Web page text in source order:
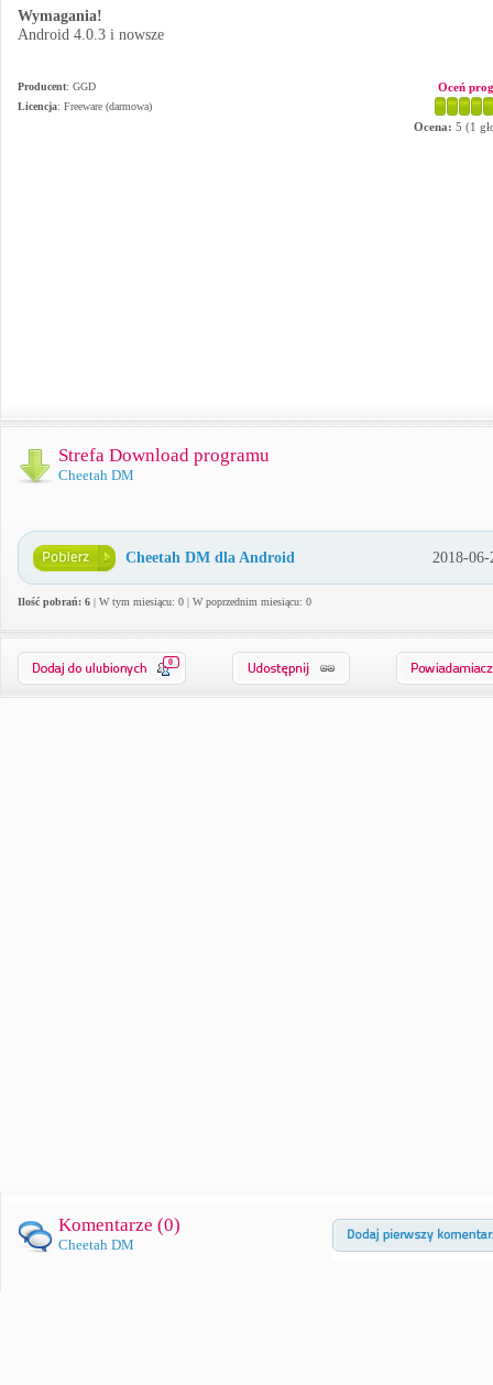
Wymagania!
Android 4.0.3 i nowsze
Producent: GGD
Licencja: Freeware (darmowa)
Oceń
Ocena: 5 (1
Strefa Download programu
Cheetah DM
Cheetah DM dla Android 2018-06-
Ilość pobrań: 6 | W tym miesiącu: 0 | W poprzednim miesiącu: 0
0
Komentarze (0)
Cheetah DM